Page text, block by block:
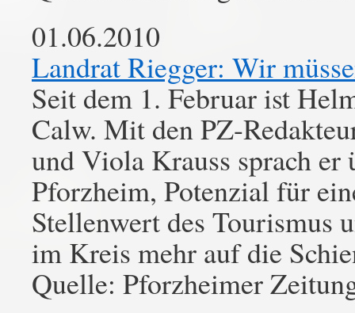
01.06.2010
Landrat Riegger: Wir
Seit dem 1. Februar ist
Calw. Mit den PZ-
und Viola Krauss sprach
Pforzheim, Potenzial für
Stellenwert des Tourismus
im Kreis mehr auf die
Quelle: Pforzheimer